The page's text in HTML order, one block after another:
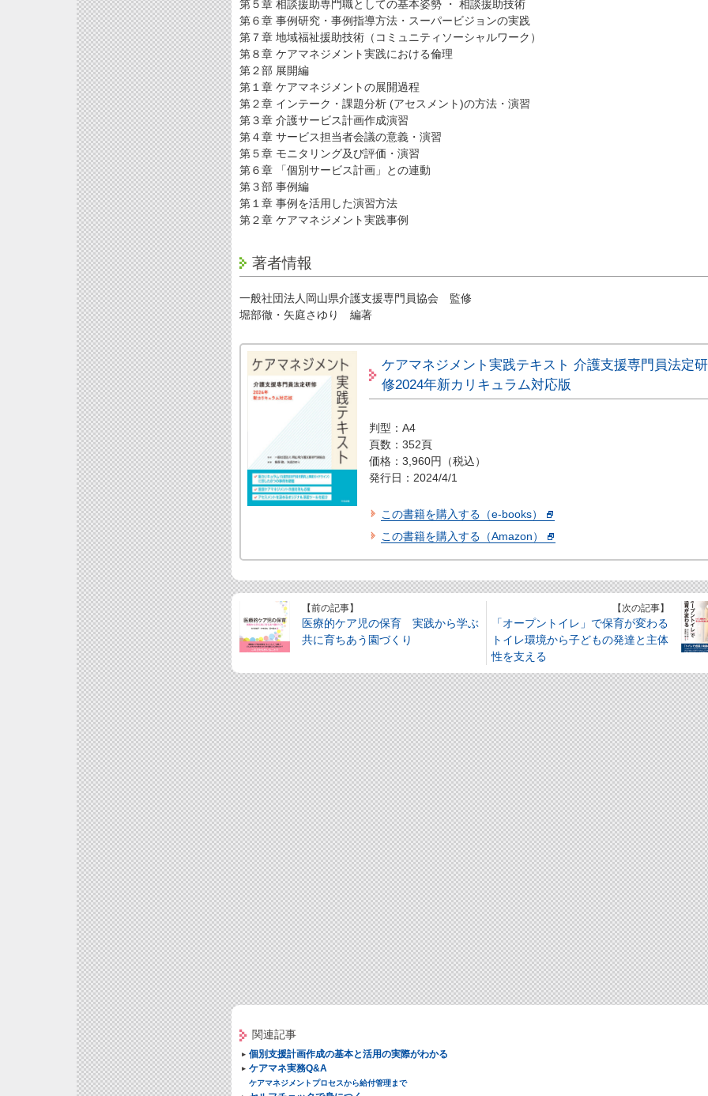
第５章 相談援助専門職としての基本姿勢 ・ 相談援助技術
第６章 事例研究・事例指導方法・スーパービジョンの実践
第７章 地域福祉援助技術（コミュニティソーシャルワーク）
第８章 ケアマネジメント実践における倫理
第２部 展開編
第１章 ケアマネジメントの展開過程
第２章 インテーク・課題分析 (アセスメント)の方法・演習
第３章 介護サービス計画作成演習
第４章 サービス担当者会議の意義・演習
第５章 モニタリング及び評価・演習
第６章 「個別サービス計画」との連動
第３部 事例編
第１章 事例を活用した演習方法
第２章 ケアマネジメント実践事例
著者情報
一般社団法人岡山県介護支援専門員協会 監修
堀部徹・矢庭さゆり 編著
ケアマネジメント実践テキスト 介護支援専門員法定研
修2024年新カリキュラム対応版
判型：A4
頁数：352頁
価格：3,960円（税込）
発行日：2024/4/1
この書籍を購入する（e-books）
この書籍を購入する（Amazon）
【前の記事】
医療的ケア児の保育 実践から学ぶ
共に育ちあう園づくり
【次の記事】
「オープントイレ」で保育が変わる
トイレ環境から子どもの発達と主体
性を支える
関連記事
個別支援計画作成の基本と活用の実際がわかる
ケアマネ実務Q&A
ケアマネジメントプロセスから給付管理まで